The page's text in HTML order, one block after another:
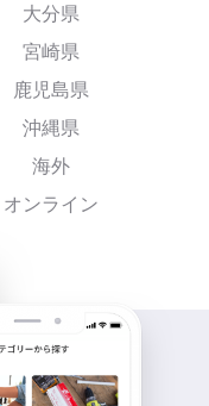
大分県
宮崎県
鹿児島県
沖縄県
海外
オンライン